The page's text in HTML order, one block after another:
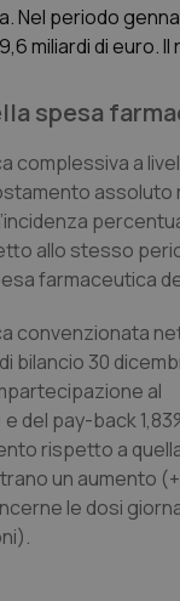
spesa
complessiva a
assoluto
allo stesso
farmaceutica
convenzionata
bilancio 30
al
del pay-back
rispetto a
un aumento
le dosi